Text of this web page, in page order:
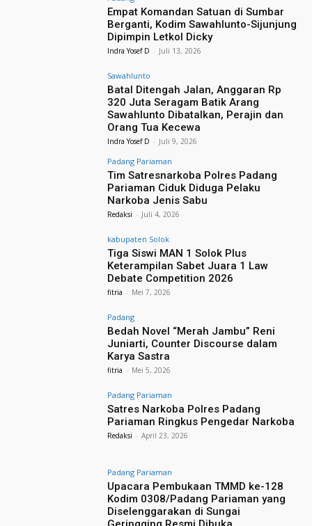
Empat Komandan Satuan di Sumbar
Berganti, Kodim Sawahlunto-Sijunjung
Dipimpin Letkol Dicky
Indra Yosef D - Juli 13, 2026
Sawahlunto
Batal Ditengah Jalan, Anggaran Rp
320 Juta Seragam Batik Arang
Sawahlunto Dibatalkan, Perajin dan
Orang Tua Kecewa
Indra Yosef D - Juli 9, 2026
Padang Pariaman
Tim Satresnarkoba Polres Padang
Pariaman Ciduk Diduga Pelaku
Narkoba Jenis Sabu
Redaksi - Juli 4, 2026
kabupaten Solok
Tiga Siswi MAN 1 Solok Plus
Keterampilan Sabet Juara 1 Law
Debate Competition 2026
fitria - Mei 7, 2026
Padang
Bedah Novel “Merah Jambu” Reni
Juniarti, Counter Discourse dalam
Karya Sastra
fitria - Mei 5, 2026
Padang Pariaman
Satres Narkoba Polres Padang
Pariaman Ringkus Pengedar Narkoba
Redaksi - April 23, 2026
Padang Pariaman
Upacara Pembukaan TMMD ke-128
Kodim 0308/Padang Pariaman yang
Diselenggarakan di Sungai